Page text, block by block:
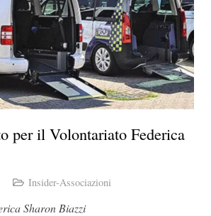
per il Volontariato Federica
Insider-Associazioni
Sharon Biazzi